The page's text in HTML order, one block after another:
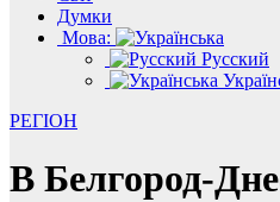
Думки
Мова:
Русский
РЕГІОН
В Белгород-